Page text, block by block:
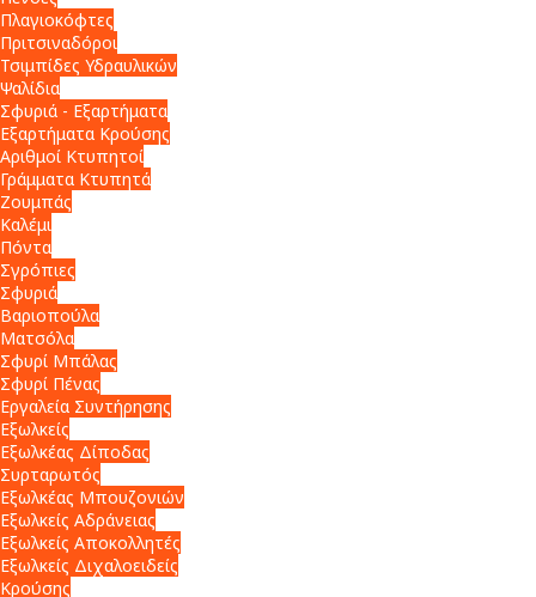
Πλαγιοκόφτες
Πριτσιναδόροι
Τσιμπίδες Υδραυλικών
Ψαλίδια
Σφυριά - Εξαρτήματα
Εξαρτήματα Κρούσης
Αριθμοί Κτυπητοί
Γράμματα Κτυπητά
Ζουμπάς
Καλέμι
Πόντα
Σγρόπιες
Σφυριά
Βαριοπούλα
Ματσόλα
Σφυρί Μπάλας
Σφυρί Πένας
Εργαλεία Συντήρησης
Εξωλκείς
Εξωλκέας Δίποδας
Συρταρωτός
Εξωλκέας Μπουζονιών
Εξωλκείς Αδράνειας
Εξωλκείς Αποκολλητές
Εξωλκείς Διχαλοειδείς
Κρούσης